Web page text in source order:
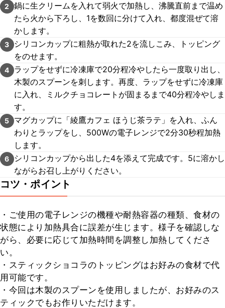
2
鍋に生クリームを入れて弱火で加熱し、沸騰直前まで温め
たら火から下ろし、1を数回に分けて入れ、都度混ぜて溶
かします。
3
シリコンカップに粗熱が取れた2を流しこみ、トッピング
をのせます。
4
ラップをせずに冷凍庫で20分程冷やしたら一度取り出し、
木製のスプーンを刺します。再度、ラップをせずに冷凍庫
に入れ、ミルクチョコレートが固まるまで40分程冷やしま
す。
5
マグカップに「綾鷹カフェ ほうじ茶ラテ」を入れ、ふん
わりとラップをし、500Wの電子レンジで2分30秒程加熱
します。
6
シリコンカップから出した4を添えて完成です。5に溶かし
ながらお召し上がりください。
コツ・ポイント
・ご使用の電子レンジの機種や耐熱容器の種類、食材の
状態により加熱具合に誤差が生じます。様子を確認しな
がら、必要に応じて加熱時間を調整し加熱してくださ
い。
・スティックショコラのトッピングはお好みの食材で代
用可能です。
・今回は木製のスプーンを使用しましたが、お好みのス
ティックでもお作りいただけます。